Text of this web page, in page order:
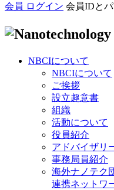
会員 ログイン 会員IDとパ
NBCIについて
NBCIについて
ご挨拶
設立趣意書
組織
活動について
役員紹介
アドバイザリ
事務局員紹介
海外ナノテク
連携ネットワ